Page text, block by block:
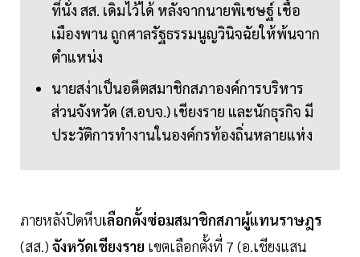
ที่นั่ง สส. เดิมไว้ได้ หลังจากนายพิเชษฐ์ เชื้อ
เมืองพาน ถูกศาลรัฐธรรมนูญวินิจฉัยให้พ้นจาก
ตำแหน่ง
นายสง่าเป็นอดีตสมาชิกสภาองค์การบริหาร
ส่วนจังหวัด (ส.อบจ.) เชียงราย และนักธุรกิจ มี
ประวัติการทำงานในองค์กรท้องถิ่นหลายแห่ง
ภายหลังปิดหีบเลือกตั้งซ่อมสมาชิกสภาผู้แทนราษฎร
(สส.) จังหวัดเชียงราย เขตเลือกตั้งที่ 7 (อ.เชียงแสน